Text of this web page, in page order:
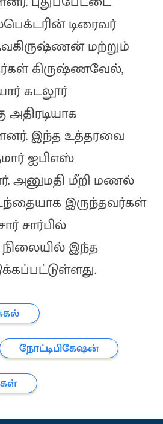
டிரைவர்
மற்றும்
கிருஷ்ணவேல்,
கடலூர்
இந்த உத்தரவை
ஐபிஎஸ்
அனுமதி மீறி மணல்
இருந்தவர்கள்
சார்பில்
நிலையில் இந்த
நோட்டிபிகேஷன்